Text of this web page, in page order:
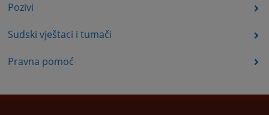
Pozivi
Sudski vještaci i tumači
Pravna pomoć